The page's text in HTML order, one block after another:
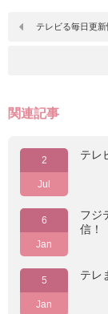
テレビる毎日更
関連記事
2
Jul
テレ
6
Jan
フジ
信！
5
Jan
テレ